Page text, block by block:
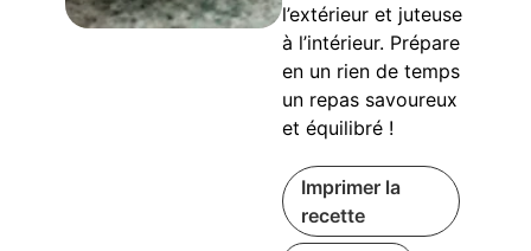
l’extérieur et juteuse
à l’intérieur. Prépare
en un rien de temps
un repas savoureux
et équilibré !
Imprimer la
recette